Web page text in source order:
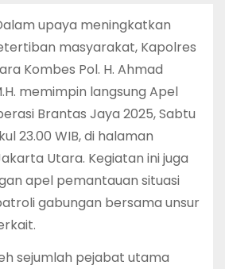
upaya meningkatkan
masyarakat, Kapolres
Kombes Pol. H. Ahmad
memimpin langsung Apel
Brantas Jaya 2025, Sabtu
23.00 WIB, di halaman
Utara. Kegiatan ini juga
apel pemantauan situasi
gabungan bersama unsur
sejumlah pejabat utama